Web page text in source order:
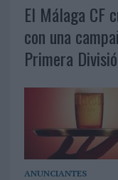
El Málaga CF
con una
Primera
ANUNCIANTES